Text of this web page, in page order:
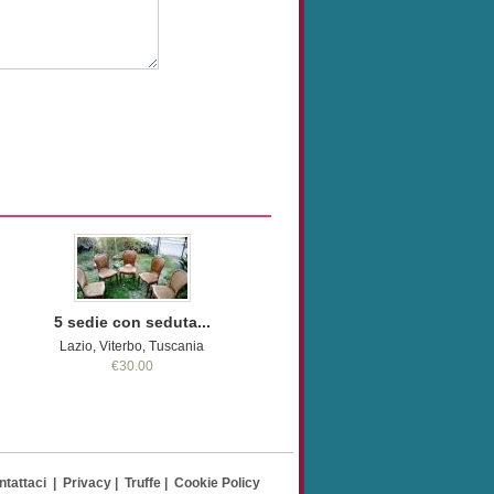
5 sedie con seduta...
Lazio, Viterbo, Tuscania
€30.00
Privacy Truffe Cookie Policy